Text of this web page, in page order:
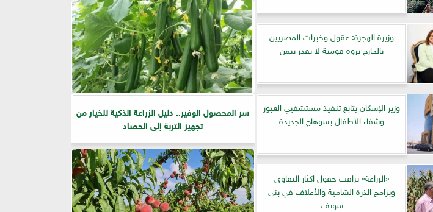
وزيرة الهجرة: عقول وخبرات المصريين
بالخارج ثروة قومية لا تقدر بثمن
وزير الإسكان يتابع تنفيذ مستشفيي العبور
وشفاء الأطفال بسوهاج الجديدة
«الزراعة» تراقب حقول اكثار التقاوى
وبرامج الذرة الشامية والأعلاف في بنى
سويف
سر المحصول الوفير.. دليل الزراعة الذكية للخيار من
تجهيز التربة إلى الحصاد